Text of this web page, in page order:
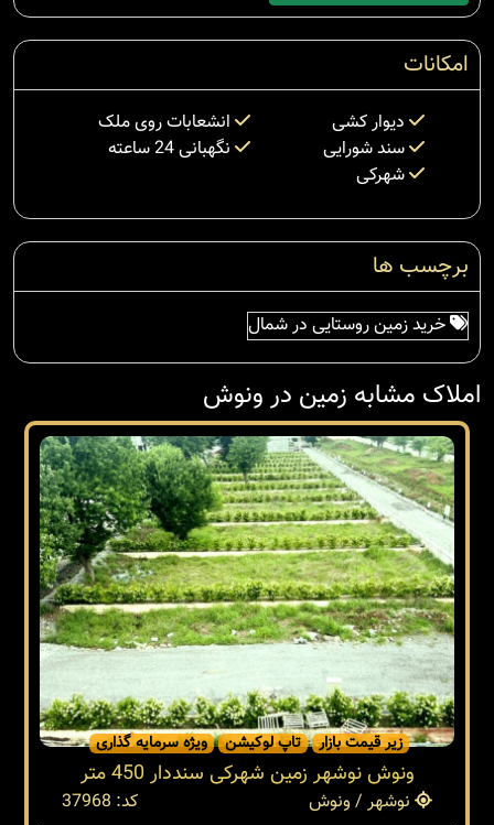
امکانات
دیوار کشی
انشعابات روی ملک
سند شورایی
نگهبانی 24 ساعته
شهرکی
برچسب ها
خرید زمین روستایی در شمال
املاک مشابه زمین در ونوش
زیر قیمت بازار تاپ لوکیشن ویژه سرمایه گذاری
ونوش نوشهر زمین شهرکی سنددار 450 متر
نوشهر / ونوش
کد: 37968